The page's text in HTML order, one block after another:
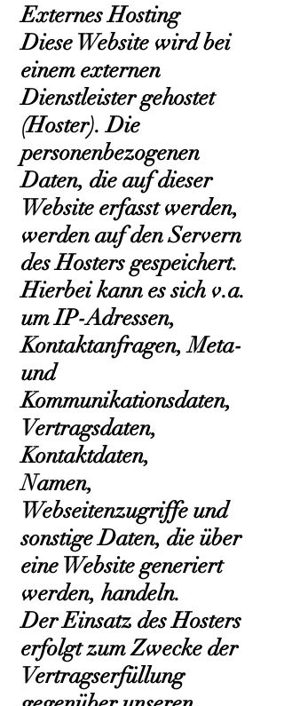
Externes Hosting
Diese Website wird bei
einem externen
Dienstleister gehostet
(Hoster). Die
personenbezogenen
Daten, die auf dieser
Website erfasst werden,
werden auf den Servern
des Hosters gespeichert.
Hierbei kann es sich v.a.
um IP-Adressen,
Kontaktanfragen, Meta-
und
Kommunikationsdaten,
Vertragsdaten,
Kontaktdaten,
Namen,
Webseitenzugriffe und
sonstige Daten, die über
eine Website generiert
werden, handeln.
Der Einsatz des Hosters
erfolgt zum Zwecke der
Vertragserfüllung